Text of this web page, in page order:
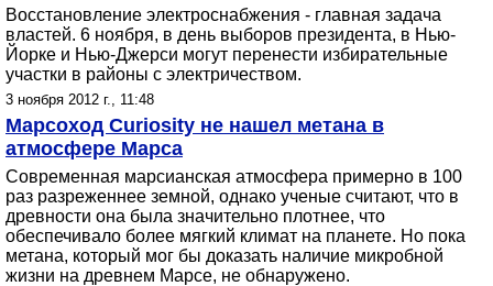
Восстановление электроснабжения - главная задача
властей. 6 ноября, в день выборов президента, в Нью-
Йорке и Нью-Джерси могут перенести избирательные
участки в районы с электричеством.
3 ноября 2012 г., 11:48
Марсоход Curiosity не нашел метана в
атмосфере Марса
Современная марсианская атмосфера примерно в 100
раз разреженнее земной, однако ученые считают, что в
древности она была значительно плотнее, что
обеспечивало более мягкий климат на планете. Но пока
метана, который мог бы доказать наличие микробной
жизни на древнем Марсе, не обнаружено.